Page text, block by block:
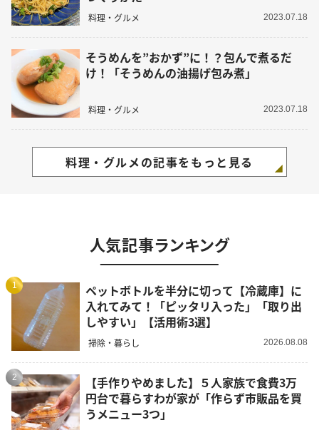
料理・グルメ 2023.07.18
そうめんを”おかず”に！？包んで煮るだ
け！「そうめんの油揚げ包み煮」
料理・グルメ 2023.07.18
料理・グルメの記事をもっと見る
人気記事ランキング
1
ペットボトルを半分に切って【冷蔵庫】に
入れてみて！「ピッタリ入った」「取り出
しやすい」【活用術3選】
掃除・暮らし 2026.08.08
2
【手作りやめました】５人家族で食費3万
円台で暮らすわが家が「作らず市販品を買
うメニュー3つ」